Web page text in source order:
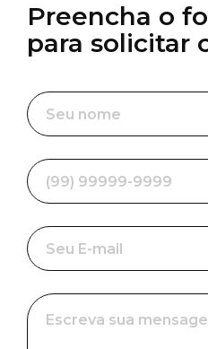
Preencha o
para solicitar